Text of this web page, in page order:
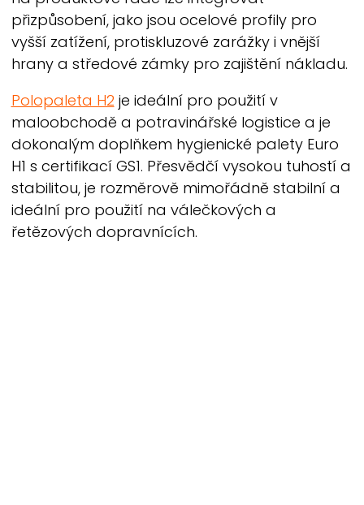
přizpůsobení, jako jsou ocelové profily pro
vyšší zatížení, protiskluzové zarážky i vnější
hrany a středové zámky pro zajištění nákladu.
Polopaleta H2 je ideální pro použití v
maloobchodě a potravinářské logistice a je
dokonalým doplňkem hygienické palety Euro
H1 s certifikací GS1. Přesvědčí vysokou tuhostí a
stabilitou, je rozměrově mimořádně stabilní a
ideální pro použití na válečkových a
řetězových dopravnících.